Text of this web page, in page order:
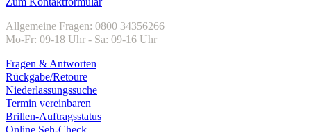
Allgemeine Fragen: 0800 34356266
Mo-Fr: 09-18 Uhr - Sa: 09-16 Uhr
Fragen & Antworten
Rückgabe/Retoure
Niederlassungssuche
Termin vereinbaren
Brillen-Auftragsstatus
Online Seh-Check